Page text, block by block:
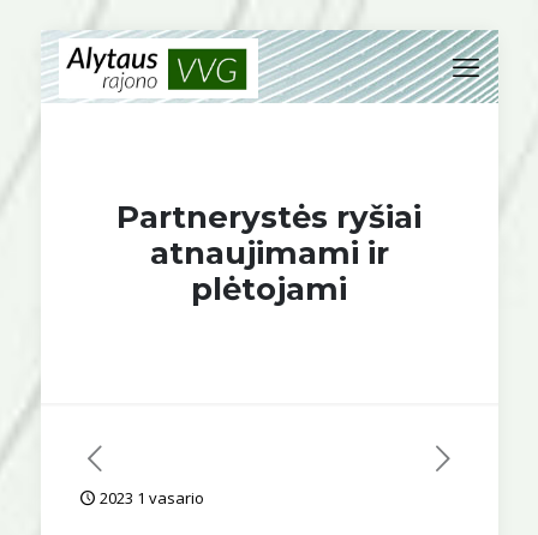
Partnerystės ryšiai
atnaujimami ir
plėtojami
2023 1 vasario